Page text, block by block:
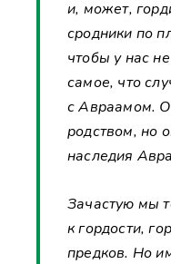
и, может,
сродники по
чтобы у нас
самое, что
с Авраамом.
родством, но
наследия
Зачастую мы
к гордости,
предков. Но